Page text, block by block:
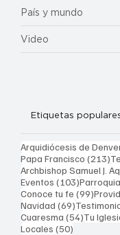
País y mundo
Video
Etiquetas
Arquidiócesis de
Papa Francisco (213)
Archbishop Samuel J.
Eventos (103)103
Conoce tu fe (99)99
Navidad (69)69
Cuaresma (54)54
Tu
Locales (50)